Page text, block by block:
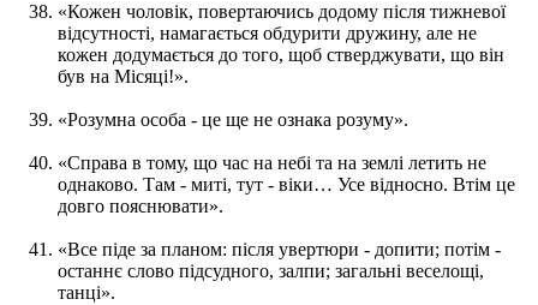
«Кожен чоловік, повертаючись додому після тижневої
відсутності, намагається обдурити дружину, але не
кожен додумається до того, щоб стверджувати, що він
був на Місяці!».
«Розумна особа - це ще не ознака розуму».
«Справа в тому, що час на небі та на землі летить не
однаково. Там - миті, тут - віки… Усе відносно. Втім це
довго пояснювати».
«Все піде за планом: після увертюри - допити; потім -
останнє слово підсудного, залпи; загальні веселощі,
танці».